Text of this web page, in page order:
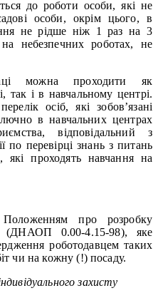
до роботи особи, які не
особи, окрім цього, в
не рідше ніж 1 раз на 3
небезпечних роботах, не
можна проходити як
так і в навчальному центрі.
осіб, які зобов’язані
в навчальних центрах
відповідальний з
по перевірці знань з питань
які проходять навчання на
про розробку
(ДНАОП 0.00-4.15-98), яке
роботодавцем таких
чи на кожну (!) посаду.
захисту